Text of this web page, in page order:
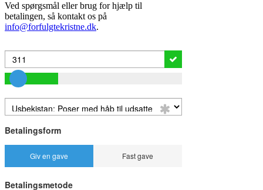
Ved spørgsmål eller brug for hjælp til
betalingen, så kontakt os på
info@forfulgtekristne.dk.